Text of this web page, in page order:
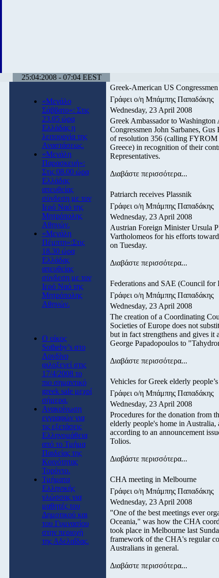
25:04:2008 - 07:04 EEST
«Μεγάλο
Σάββατο»: Στις
23.05 ώρα
Ελλάδας η
λειτουργία της
Αναστάσεως.
«Μεγάλη
Παρασκευή»:
Στις 08.00 ώρα
Ελλάδας
απευθείας
σύνδεση με τον
Ιερό Ναό της
Μητρόπολης
Αθηνών.
«Μεγάλη
Πέμπτη»:Στις
18.30 ώρα
Ελλάδας
απευθείας
σύνδεση με τον
Ιερό Ναό της
Μητρόπολης
Αθηνών.
O οίκος
Sotheby’s στο
Λονδίνο
φιλοξενεί στις
17/4/2008 το
πιο σημαντικό
greek sale μεχρί
σήμερα.
Ανακοίνωση
εγγραφών για
τις εξετάσεις
Ελληνομάθεια
από το Τμήμα
Παιδείας της
Κοινότητας
Τορόντο.
Τμήματα
Ελληνικής
γλώσσας για
μαθητές του
Δημοτικού και
του Γυμνασίου
στην περιοχή
της Αδελαΐδας.
Greek-American US
Γράφει ο/η Μπάμπης Παπαδάκης
Wednesday, 23 April 2008
Greek Ambassador to
Congressmen John Sarbanes,
of resolution 356 (calling FYROM
Greece) in recognition of their
Representatives.
Διαβάστε περισσότερα...
Patriarch receives Plassnik
Γράφει ο/η Μπάμπης Παπαδάκης
Wednesday, 23 April 2008
Austrian Foreign Minister Ursula
Vartholomeos for his efforts
on Tuesday.
Διαβάστε περισσότερα...
Federations and SAE (Council for
Γράφει ο/η Μπάμπης Παπαδάκης
Wednesday, 23 April 2008
The creation of a Coordinating
Societies of Europe does not
but in fact strengthens and gives it
George Papadopoulos to
Διαβάστε περισσότερα...
Vehicles for Greek elderly
Γράφει ο/η Μπάμπης Παπαδάκης
Wednesday, 23 April 2008
Procedures for the donation from
elderly people's home in
according to an announcement
Tolios.
Διαβάστε περισσότερα...
CHA meeting in Melbourne
Γράφει ο/η Μπάμπης Παπαδάκης
Wednesday, 23 April 2008
"One of the best meetings ever
Oceania," was how the CHA
took place in Melbourne last
framework of the CHA's regular
Australians in general.
Διαβάστε περισσότερα...